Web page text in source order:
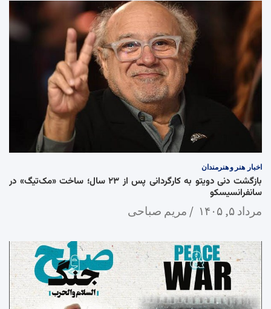
اخبار هنر و هنرمندان
بازگشت دنی دویتو به کارگردانی پس از ۲۳ سال؛ ساخت «مک‌تیگ» در
سانفرانسیسکو
مرداد ۵, ۱۴۰۵ مریم صباحی